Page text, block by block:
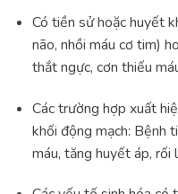
Có tiền sử hoặc huyết
não, nhồi máu cơ tim)
thắt ngực, cơn thiếu
Các trường hợp xuất
khối động mạch: Bệnh
máu, tăng huyết áp, rối